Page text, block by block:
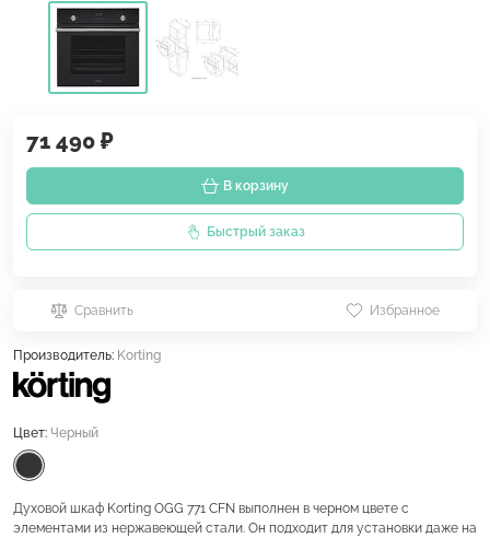
71 490 ₽
В корзину
Быстрый заказ
Сравнить Избранное
Производитель: Korting
Цвет: Черный
Духовой шкаф Korting OGG 771 CFN выполнен в черном цвете с
элементами из нержавеющей стали. Он подходит для установки даже на